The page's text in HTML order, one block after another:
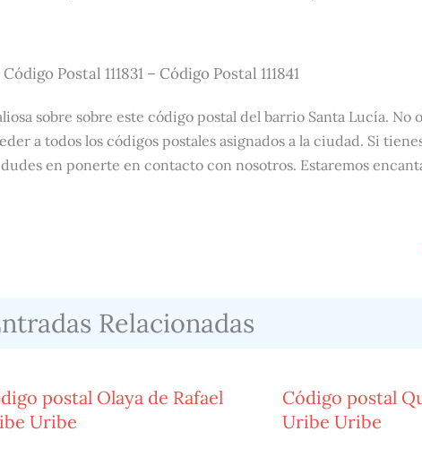
Postal 111831 – Código Postal 111841
sobre sobre este código postal del barrio Santa Lucía. No
a todos los códigos postales asignados a la ciudad. Si
en ponerte en contacto con nosotros. Estaremos
Relacionadas
postal Olaya de Rafael
Uribe
Código postal
Uribe Uribe